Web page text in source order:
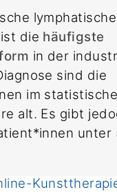
erbliche
& Links
Studien
lymphatische
die häufigste
in der
sind die
im
alt. Es gibt
unter